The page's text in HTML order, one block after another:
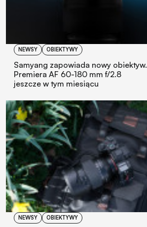
NEWSY OBIEKTYWY
Samyang zapowiada nowy obiektyw.
Premiera AF 60-180 mm f/2.8
jeszcze w tym miesiącu
NEWSY OBIEKTYWY